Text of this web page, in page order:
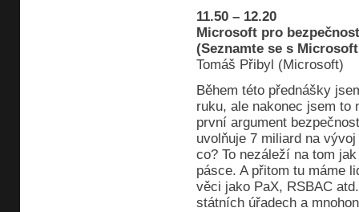
11.50 – 12.20
Microsoft pro bezpečnost
(Seznamte se s
Tomáš Přibyl (Microsoft)
Během této přednášky
ruku, ale nakonec jsem to
první argument
uvolňuje 7 miliard na
co? To nezáleží na tom
pásce. A přitom tu máme
věci jako PaX, RSBAC
státních úřadech a